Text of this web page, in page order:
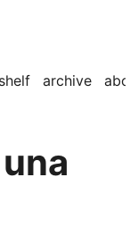
archive